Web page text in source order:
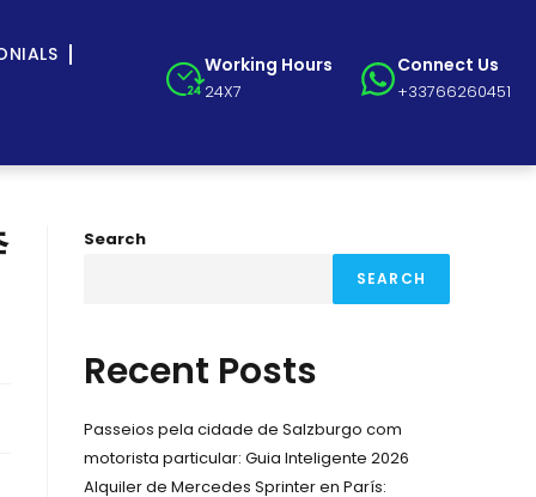
Working Hours
24X7
Connect Us
+33766260451
Search
SEARCH
Recent Posts
Passeios pela cidade de Salzburgo com
motorista particular: Guia Inteligente 2026
Alquiler de Mercedes Sprinter en París: